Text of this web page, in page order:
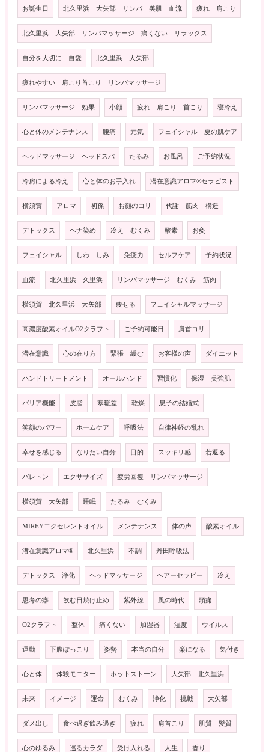
お誕生日 北久里浜 大矢部 リンパ 美肌 血流 疲れ 肩こり
北久里浜 大矢部 リンパマッサージ 痛くない リラックス
自分を大切に 自愛 北久里浜 大矢部
疲れやすい 肩こり首こり リンパマッサージ
リンパマッサージ 効果 小顔 疲れ 肩こり 首こり 寝冷え
心と体のメンテナンス 腰痛 元気 フェイシャル 夏の肌ケア
ヘッドマッサージ ヘッドスパ たるみ お風呂 ご予約状況
冷房による冷え 心と体のお手入れ 潜在意識アロマ®️セラピスト
横須賀 アロマ 初孫 お顔のコリ 代謝 筋肉 構造
デトックス ヘナ染め 冷え むくみ 酸素 お灸
フェイシャル しわ しみ 免疫力 セルフケア 予約状況
血流 北久里浜 久里浜 リンパマッサージ むくみ 筋肉
横須賀 北久里浜 大矢部 痩せる フェイシャルマッサージ
高濃度酸素オイルO2クラフト ご予約可能日 肩首コリ
潜在意識 心の在り方 緊張 緩む お客様の声 ダイエット
ハンドトリートメント オールハンド 習慣化 保湿 美強肌
バリア機能 皮脂 寒暖差 乾燥 息子の結婚式
笑顔のパワー ホームケア 呼吸法 自律神経の乱れ
幸せを感じる なりたい自分 目的 スッキリ感 若返る
バレトン エクササイズ 疲労回復 リンパマッサージ
横須賀 大矢部 睡眠 たるみ むくみ
MIREYエクセレントオイル メンテナンス 体の声 酸素オイル
潜在意識アロマ®️ 北久里浜 不調 丹田呼吸法
デトックス 浄化 ヘッドマッサージ ヘアーセラピー 冷え
思考の癖 飲む日焼け止め 紫外線 風の時代 頭痛
O2クラフト 整体 痛くない 加湿器 湿度 ウイルス
運動 下腹ぽっこり 姿勢 本当の自分 楽になる 気付き
心と体 体験モニター ホットストーン 大矢部 北久里浜
未来 イメージ 運命 むくみ 浄化 挑戦 大矢部
ダメ出し 食べ過ぎ飲み過ぎ 疲れ 肩首こり 肌質 髪質
心のゆるみ 巡るカラダ 受け入れる 人生 香り